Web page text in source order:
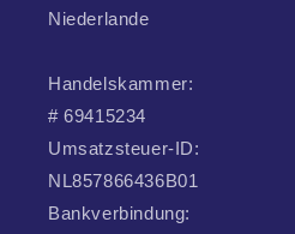
Niederlande
Handelskammer:
# 69415234
Umsatzsteuer-ID:
NL857866436B01
Bankverbindung: